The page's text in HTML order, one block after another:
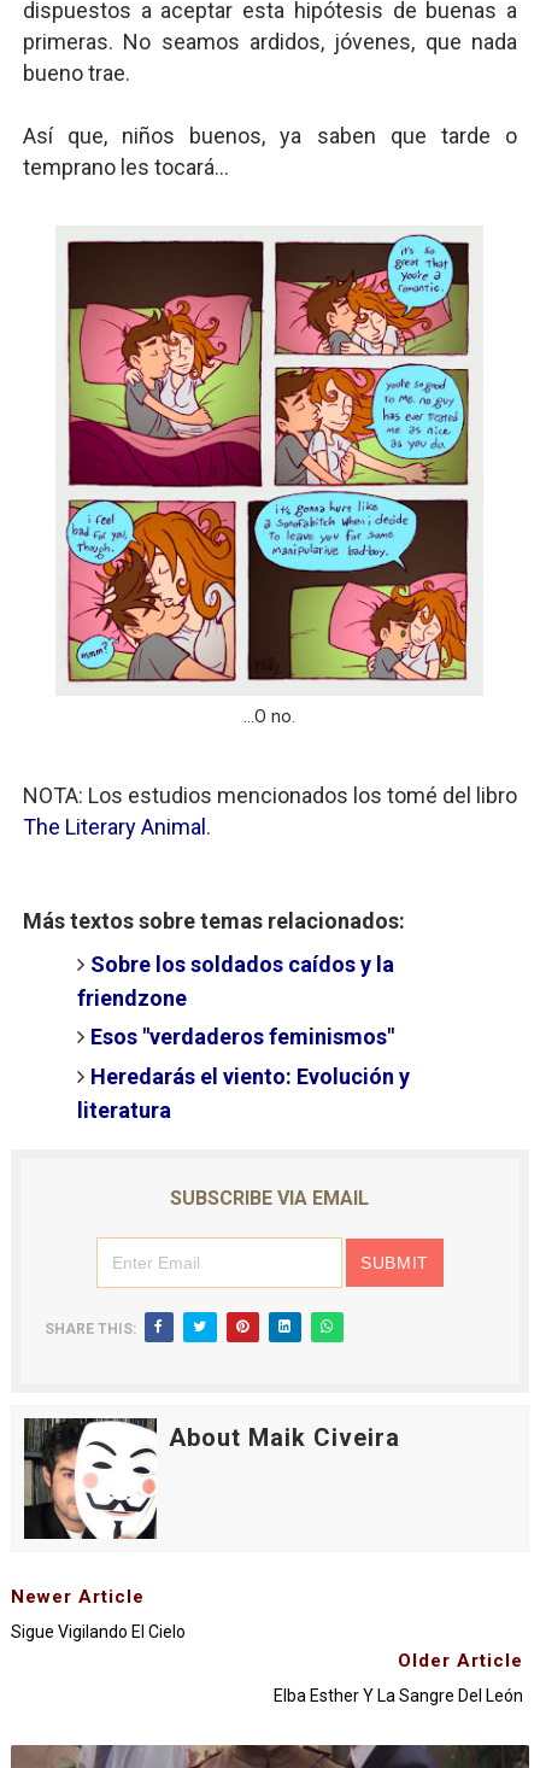
dispuestos a aceptar esta hipótesis de buenas a
primeras. No seamos ardidos, jóvenes, que nada
bueno trae.
Así que, niños buenos, ya saben que tarde o
temprano les tocará...
...O no.
NOTA: Los estudios mencionados los tomé del libro
The Literary Animal .
Más textos sobre temas relacionados:
Sobre los soldados caídos y la
friendzone
Esos "verdaderos feminismos"
Heredarás el viento: Evolución y
literatura
SUBSCRIBE VIA EMAIL
SHARE THIS:
About Maik Civeira
Newer Article
Sigue Vigilando El Cielo
Older Article
Elba Esther Y La Sangre Del León